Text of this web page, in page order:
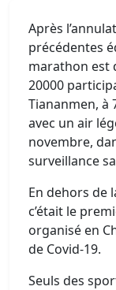
Après
précédentes
marathon est
20000
Tiananmen, à
avec un air
novembre,
surveillance
En dehors de
c’était le
organisé en
de Covid-19.
Seuls des